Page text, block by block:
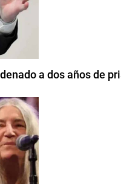
a dos años de